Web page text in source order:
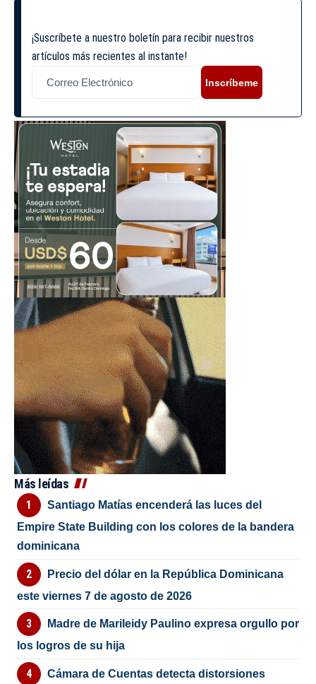
¡Suscríbete a nuestro boletín para recibir nuestros
artículos más recientes al instante!
Inscríbeme
Más leídas
Santiago Matías encenderá las luces del
Empire State Building con los colores de la bandera
dominicana
Precio del dólar en la República Dominicana
este viernes 7 de agosto de 2026
Madre de Marileidy Paulino expresa orgullo por
los logros de su hija
Cámara de Cuentas detecta distorsiones